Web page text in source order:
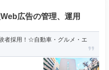
広告の管理、運用
者採用！☆自動車・グルメ・エ